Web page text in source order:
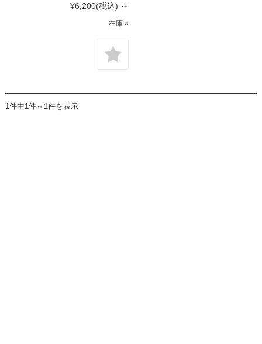
¥6,200(税込) ～
在庫 ×
1件中1件～1件を表示